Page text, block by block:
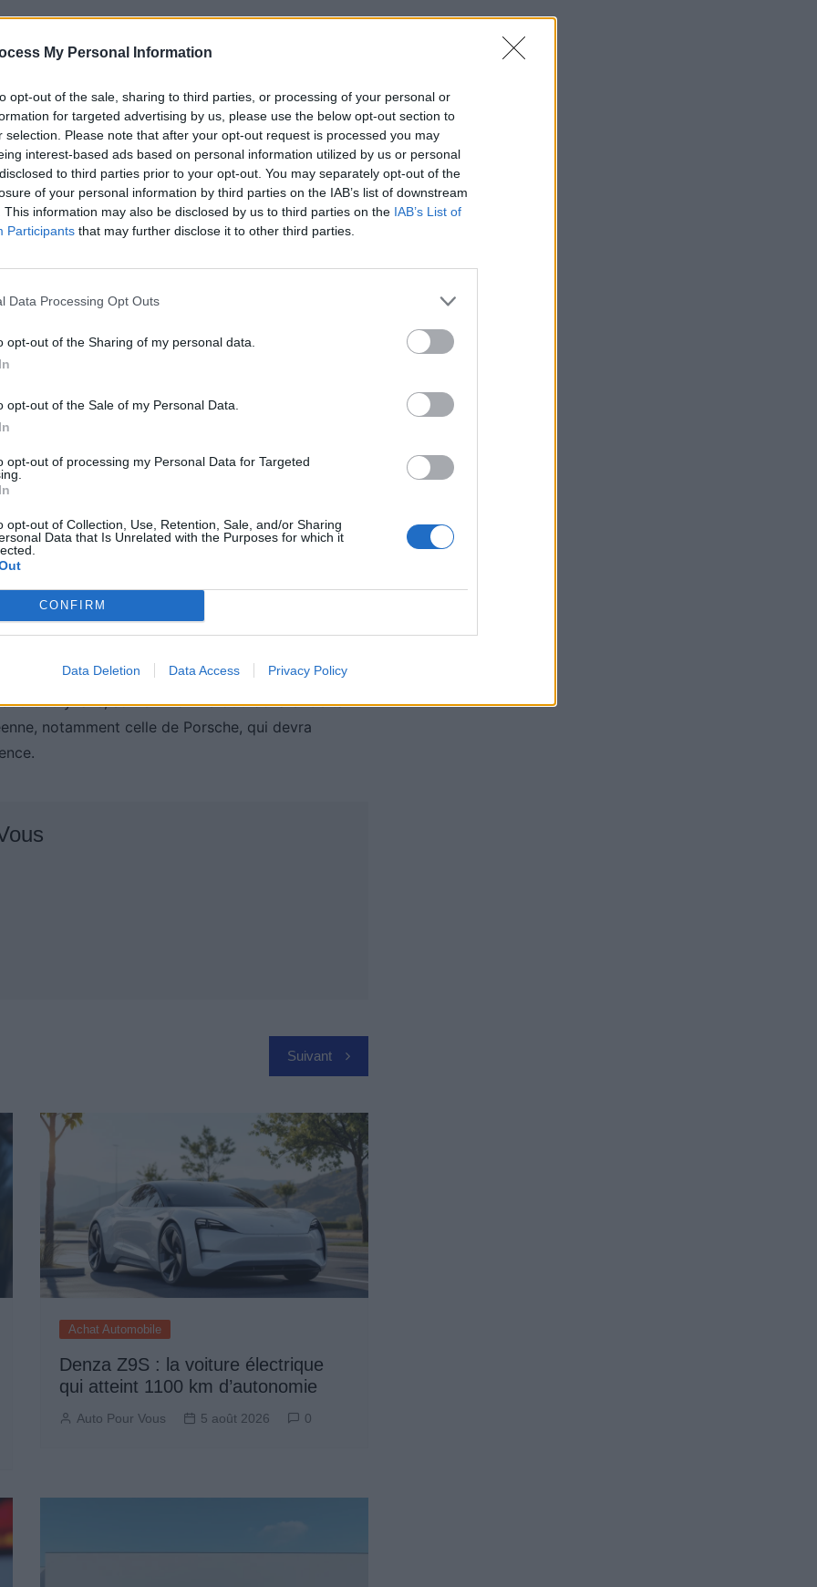
My Personal Information
opt-out of the sale, sharing to third parties, or processing of your personal or
for targeted advertising by us, please use the below opt-out section to
selection. Please note that after your opt-out request is processed you may
interest-based ads based on personal information utilized by us or personal
to third parties prior to your opt-out. You may separately opt-out of the
of your personal information by third parties on the IAB’s list of downstream
This information may also be disclosed by us to third parties on the IAB’s List of
Participants that may further disclose it to other third parties.
Data Processing Opt Outs
opt-out of the Sharing of my personal data.
opt-out of the Sale of my Personal Data.
opt-out of processing my Personal Data for Targeted
opt-out of Collection, Use, Retention, Sale, and/or Sharing
Data that Is Unrelated with the Purposes for which it
CONFIRM
Data Deletion Data Access Privacy Policy
les références
techniques. Il possède une architecture de
sur des bornes ultra-rapides. Sa suspension active
les plus difficiles. La transmission intégrale,
une stabilité et une puissance accrues.
dans des conditions extrêmes, notamment
tests ont permis de vérifier leur fiabilité face à
à l’intérieur
centre de commandement, équipé du
innovations, un capteur LiDAR capable de détecter
même en pleine nuit, lui confère une capacité
européenne
géant technologique Huawei et le constructeur
000 yuans, soit environ 43 500 dollars. Ce tarif
notamment celle de Porsche, qui devra
Suivant
Achat Automobile
Denza Z9S : la voiture électrique
qui atteint 1100 km d’autonomie
Auto Pour Vous 5 août 2026 0